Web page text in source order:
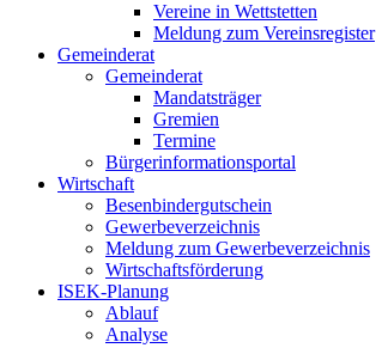
Vereine in Wettstetten
Meldung zum Vereinsregister
Gemeinderat
Gemeinderat
Mandatsträger
Gremien
Termine
Bürgerinformationsportal
Wirtschaft
Besenbindergutschein
Gewerbeverzeichnis
Meldung zum Gewerbeverzeichnis
Wirtschaftsförderung
ISEK-Planung
Ablauf
Analyse